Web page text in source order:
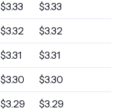
$3.33 $3.33
$3.32 $3.32
$3.31 $3.31
$3.30 $3.30
$3.29 $3.29